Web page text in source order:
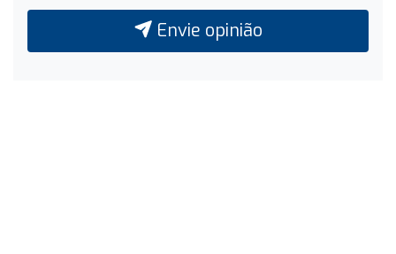
Envie opinião